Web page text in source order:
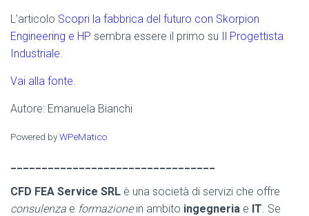
L’articolo Scopri la fabbrica del futuro con Skorpion
Engineering e HP sembra essere il primo su Il Progettista
Industriale.
Vai alla fonte.
Autore: Emanuela Bianchi
Powered byWPeMatico
CFD FEA Service SRL è una società di servizi che offre
consulenza e formazionein ambito ingegneria e IT. Se